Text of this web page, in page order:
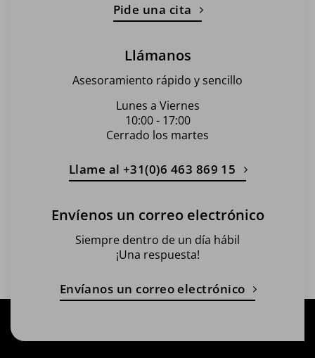
Pide una cita
Llámanos
Asesoramiento rápido y sencillo
Lunes a Viernes
10:00 - 17:00
Cerrado los martes
Llame al +31(0)6 463 869 15
Envíenos un correo electrónico
Siempre dentro de un día hábil
¡Una respuesta!
Envíanos un correo electrónico